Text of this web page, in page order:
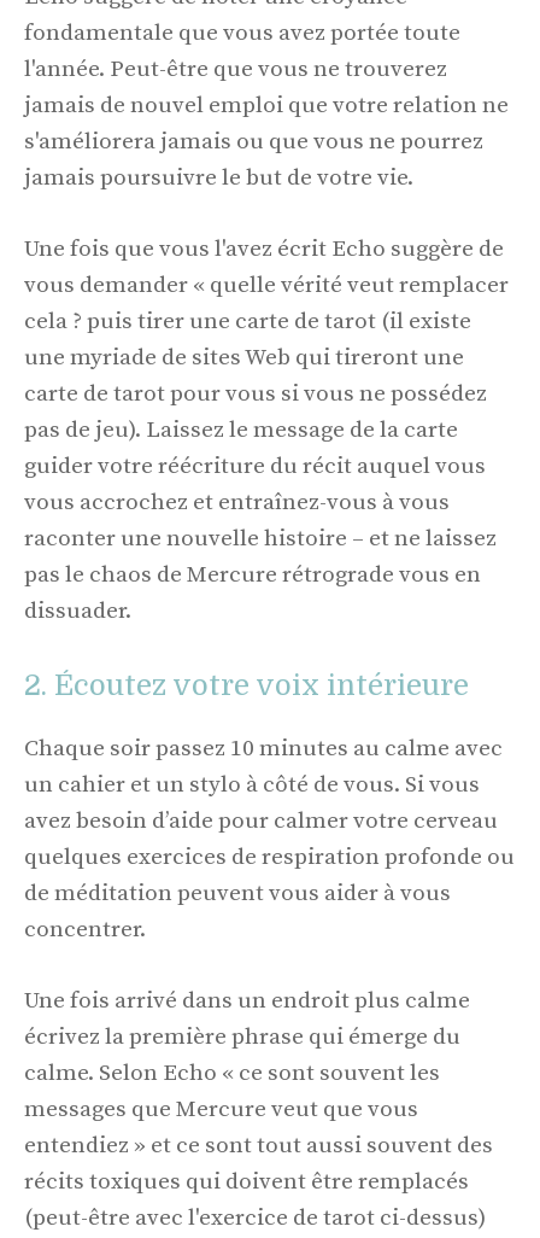
fondamentale que vous avez portée toute
l'année. Peut-être que vous ne trouverez
jamais de nouvel emploi que votre relation ne
s'améliorera jamais ou que vous ne pourrez
jamais poursuivre le but de votre vie.
Une fois que vous l'avez écrit Echo suggère de
vous demander « quelle vérité veut remplacer
cela ? puis tirer une carte de tarot (il existe
une myriade de sites Web qui tireront une
carte de tarot pour vous si vous ne possédez
pas de jeu). Laissez le message de la carte
guider votre réécriture du récit auquel vous
vous accrochez et entraînez-vous à vous
raconter une nouvelle histoire – et ne laissez
pas le chaos de Mercure rétrograde vous en
dissuader.
2. Écoutez votre voix intérieure
Chaque soir passez 10 minutes au calme avec
un cahier et un stylo à côté de vous. Si vous
avez besoin d’aide pour calmer votre cerveau
quelques exercices de respiration profonde ou
de méditation peuvent vous aider à vous
concentrer.
Une fois arrivé dans un endroit plus calme
écrivez la première phrase qui émerge du
calme. Selon Echo « ce sont souvent les
messages que Mercure veut que vous
entendiez » et ce sont tout aussi souvent des
récits toxiques qui doivent être remplacés
(peut-être avec l'exercice de tarot ci-dessus)